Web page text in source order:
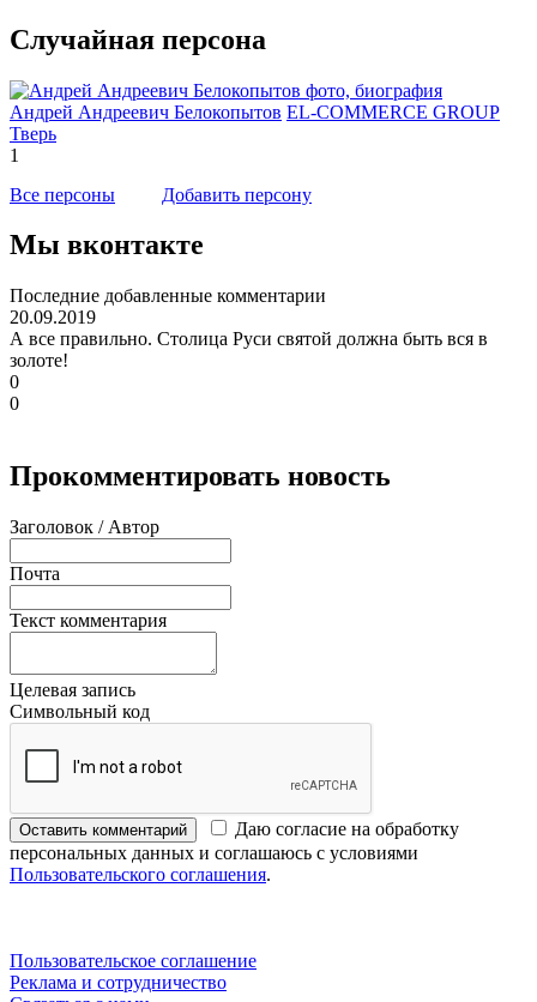
Случайная персона
Андрей Андреевич Белокопытов EL-COMMERCE GROUP
Тверь
1
Все персоны
Добавить персону
Мы вконтакте
Последние добавленные комментарии
20.09.2019
А все правильно. Столица Руси святой должна быть вся в
золоте!
0
0
Прокомментировать новость
Заголовок / Автор
Почта
Текст комментария
Целевая запись
Символьный код
Оставить комментарий
Даю согласие на обработку
персональных данных и соглашаюсь с условиями
Пользовательского соглашения.
Пользовательское соглашение
Реклама и сотрудничество